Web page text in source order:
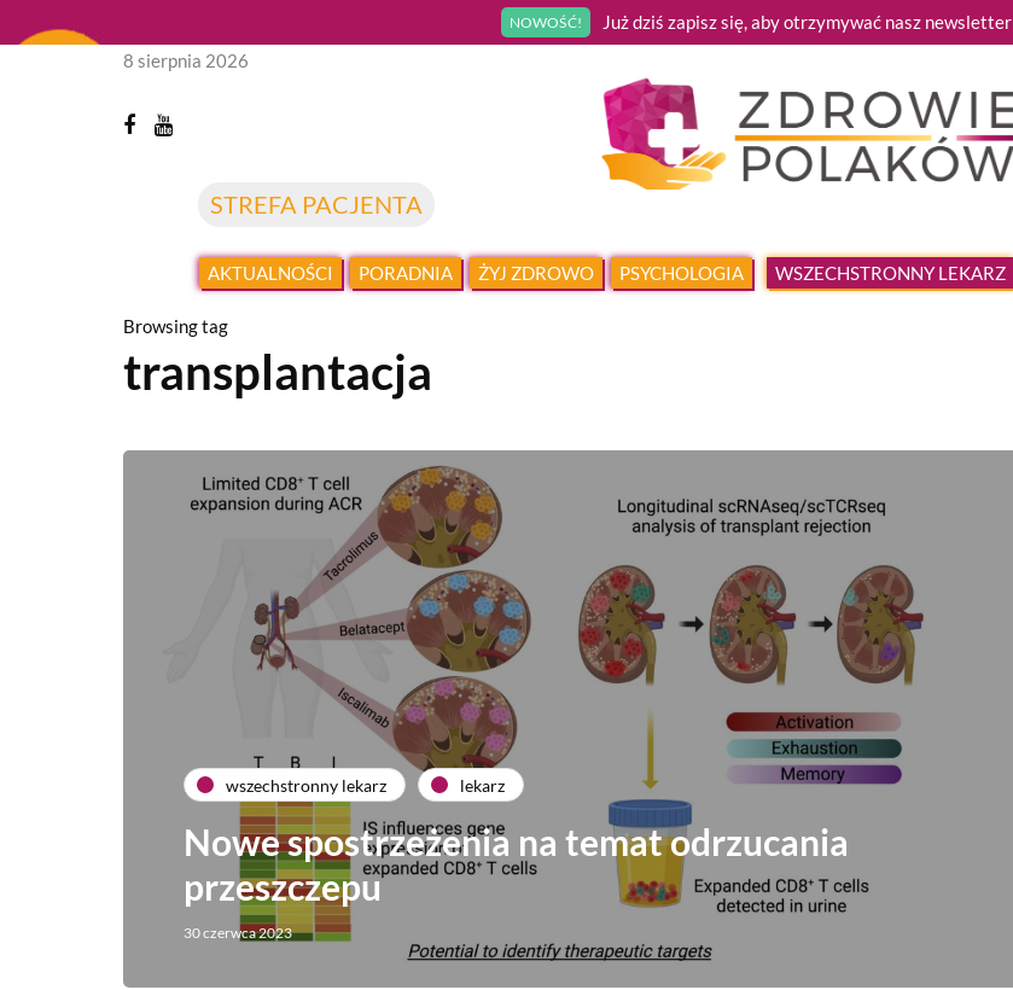
NOWOŚĆ! Już dziś zapisz się, aby otrzymywać nasz
STREFA PACJENTA
8 sierpnia 2026
AKTUALNOŚCI PORADNIA ŻYJ ZDROWO PSYCHOLOGIA WSZECHSTRONNY LEKARZ
Browsing tag
transplantacja
wszechstronny lekarz lekarz
Nowe spostrzeżenia na temat odrzucania
przeszczepu
30 czerwca 2023